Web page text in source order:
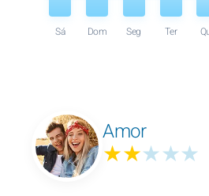
Sá Dom Seg Ter
Amor
★★★★★